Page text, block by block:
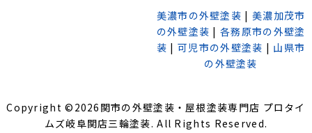
美濃市の外壁塗装 | 美濃加茂市
の外壁塗装 |各務原市の外壁塗
装 |可児市の外壁塗装 | 山県市
の外壁塗装
Copyright © 2026 関市の外壁塗装・屋根塗装専門店 プロタイ
ムズ岐阜関店三輪塗装. All Rights Reserved.